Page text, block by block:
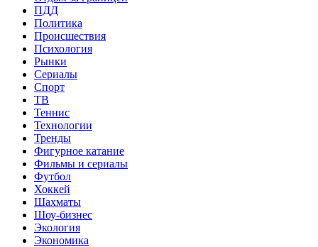
ПДД
Политика
Происшествия
Психология
Рынки
Сериалы
Спорт
ТВ
Теннис
Технологии
Тренды
Фигурное катание
Фильмы и сериалы
Футбол
Хоккей
Шахматы
Шоу-бизнес
Экология
Экономика